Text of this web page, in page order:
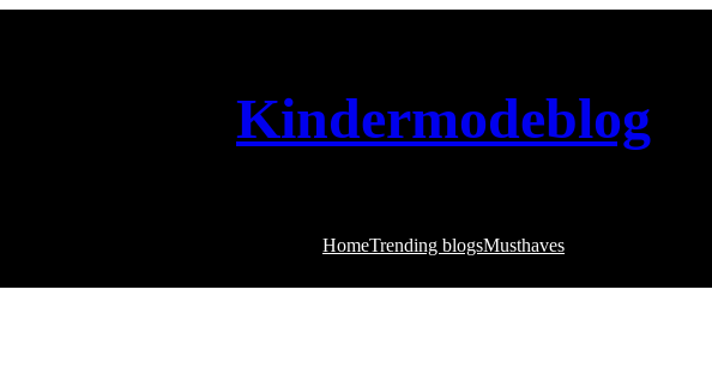
Kindermodeblog
HomeTrending blogsMusthaves